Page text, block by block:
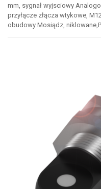
mm, sygnał wyjsciowy
przyłącze złącza wtykowe,
obudowy Mosiądz,